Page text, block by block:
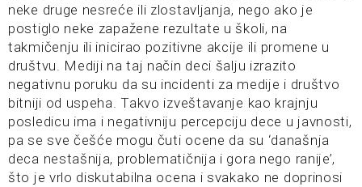
neke druge nesreće ili zlostavljanja, nego ako je
postiglo neke zapažene rezultate u školi, na
takmičenju ili inicirao pozitivne akcije ili promene u
društvu. Mediji na taj način deci šalju izrazito
negativnu poruku da su incidenti za medije i društvo
bitniji od uspeha. Takvo izveštavanje kao krajnju
posledicu ima i negativniju percepciju dece u javnosti,
pa se sve češće mogu čuti ocene da su ‘današnja
deca nestašnija, problematičnija i gora nego ranije’,
što je vrlo diskutabilna ocena i svakako ne doprinosi